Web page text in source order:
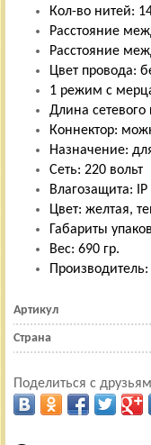
Кол-во нитей:
Расстояние
Расстояние
Цвет провода:
1 режим с
Длина сетевого
Коннектор:
Назначение:
Сеть: 220 вольт
Влагозащита:
Цвет: желтая,
Габариты
Вес: 690 гр.
Артикул
Страна
Поделиться с